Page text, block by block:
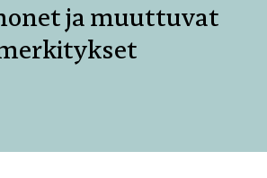
ja muuttuvat